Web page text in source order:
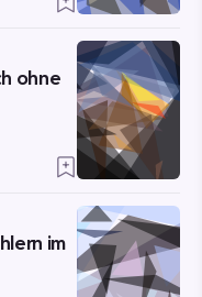
ohne
im